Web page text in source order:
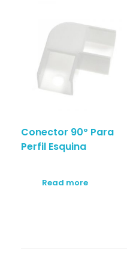
Conector 90º Para
Perfil Esquina
Read more